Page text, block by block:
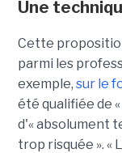
Une
Cette
parmi les
exemple, sur le
été qualifiée de
d'« absolument
trop risquée ». «